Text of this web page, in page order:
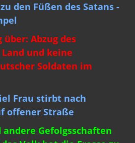
den Füßen des Satans -
Abzug des
und keine
Soldaten im
Frau stirbt nach
offener Straße
Gefolgsschaften